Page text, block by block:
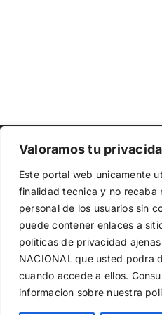
Valoramos tu
Este portal web unicamente
finalidad tecnica y no recaba
personal de los usuarios sin
puede contener enlaces a
politicas de privacidad ajenas
NACIONAL que usted podra
cuando accede a ellos.
informacion sobre nuestra
Copyright 2023 | Democracia
Warning
: Undefined
/home/demopwcr/
mobile-sharebar/
Warning: Undefined
el funcionamiento de la web,
nuestros servicios. Puede
rechazar las no necesarias o
Política de cookies